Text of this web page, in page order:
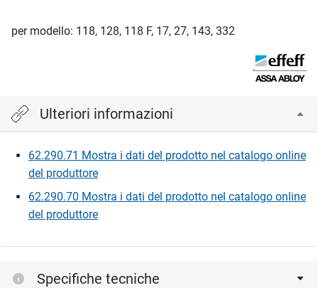
per modello: 118, 128, 118 F, 17, 27, 143, 332
Ulteriori informazioni
62.290.71 Mostra i dati del prodotto nel catalogo online
del produttore
62.290.70 Mostra i dati del prodotto nel catalogo online
del produttore
Specifiche tecniche